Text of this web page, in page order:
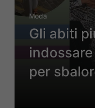
Moda
Gli abiti
per